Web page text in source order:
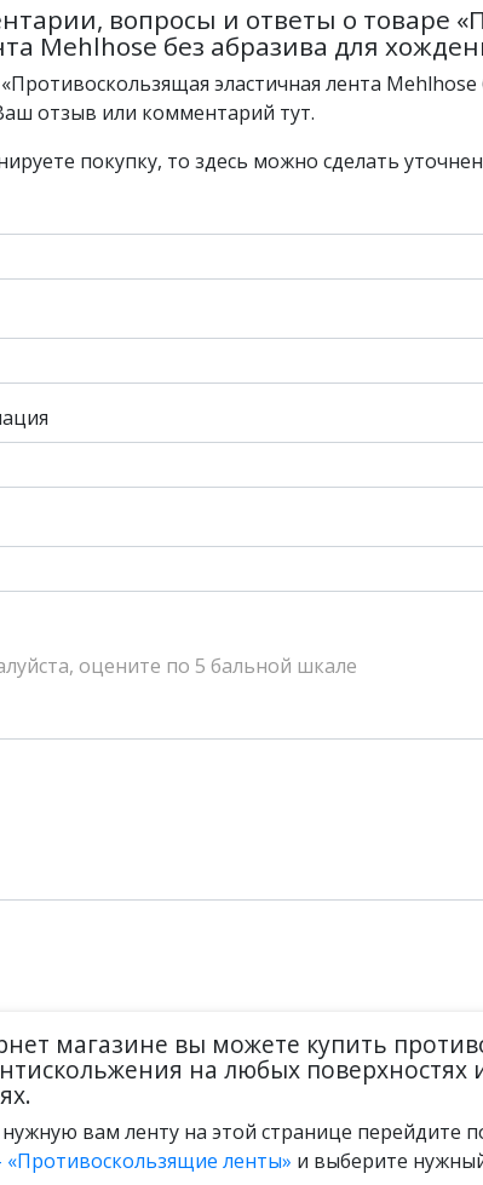
вопросы и ответы о товаре
Mehlhose без абразива для
эластичная лента
отзыв или комментарий тут.
покупку, то здесь можно сделать
оцените по 5 бальной шкале
магазине вы можете купить
на любых поверхностях
вам ленту на этой странице перейдите
«Противоскользящие ленты» и выберите